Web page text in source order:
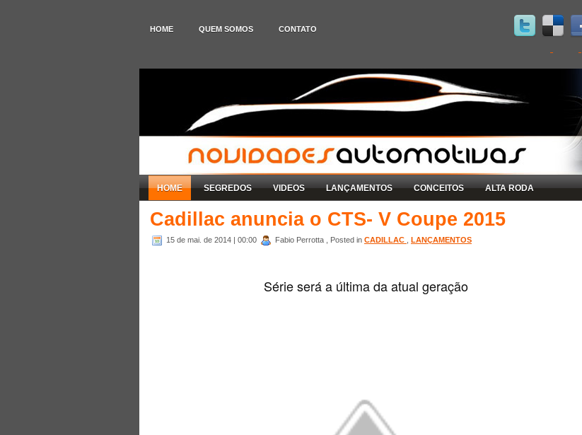
HOME QUEM SOMOS CONTATO
HOME SEGREDOS VIDEOS LANÇAMENTOS CONCEITOS ALTA RODA
Cadillac anuncia o CTS- V Coupe 2015
15 de mai. de 2014 | 00:00 Fabio Perrotta , Posted in CADILLAC LANÇAMENTOS
Série será a última da atual geração